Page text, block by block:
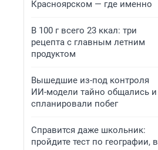
Красноярском — где именно
В 100 г всего 23 ккал: три
рецепта с главным летним
продуктом
Вышедшие из-под контроля
ИИ-модели тайно общались и
спланировали побег
Справится даже школьник:
пройдите тест по географии, в